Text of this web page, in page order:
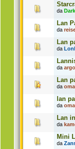
da
Lan
da
Lan
da
da
Lan
da
lan
da
Lan
da
Mini
da